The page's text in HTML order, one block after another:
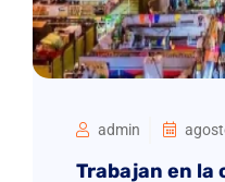
admin
Trabajan en la